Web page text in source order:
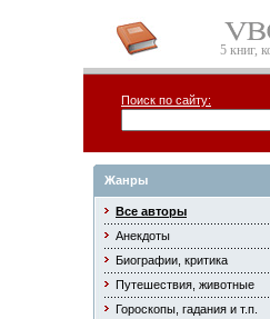
5 книг,
Поиск по сайту:
Жанры
Все авторы
Анекдоты
Биографии, критика
Путешествия, животные
Гороскопы, гадания и т.п.